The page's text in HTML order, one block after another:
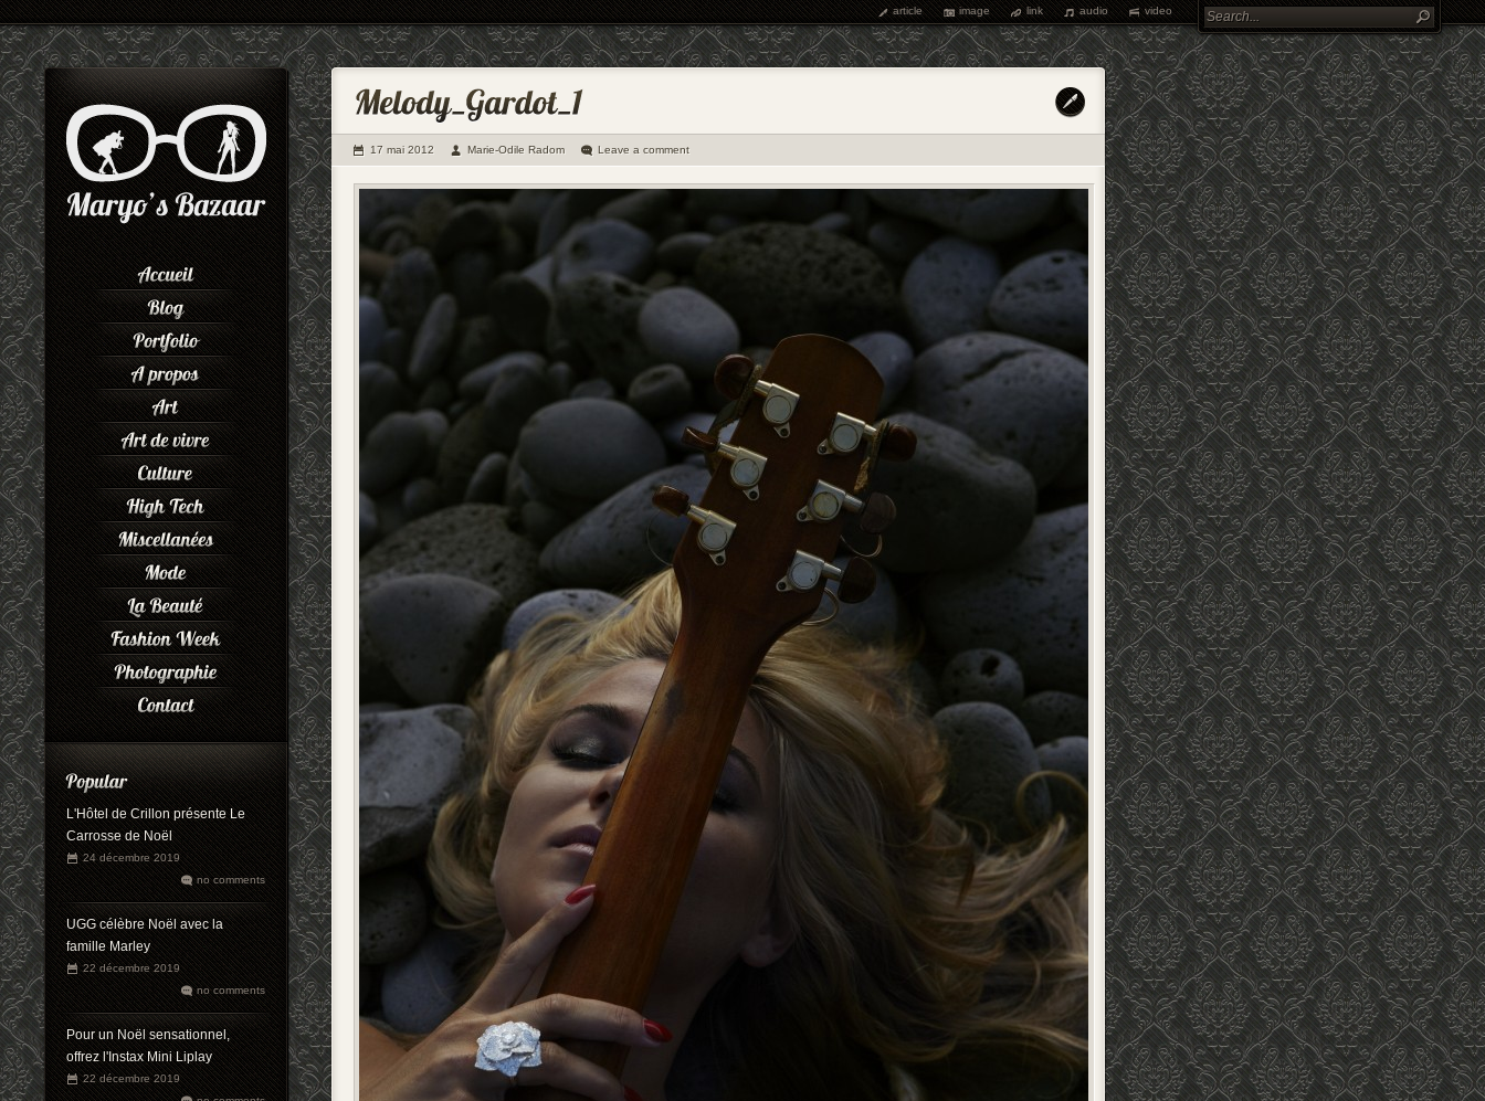
article image link audio video
L'Hôtel de Crillon présente Le
Carrosse de Noël
24 décembre 2019
no comments
UGG célèbre Noël avec la
famille Marley
22 décembre 2019
no comments
Pour un Noël sensationnel,
offrez l'Instax Mini Liplay
22 décembre 2019
17 mai 2012 Marie-Odile Radom Leave a comment